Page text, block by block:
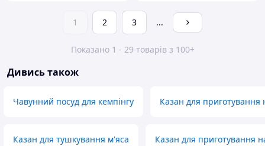
1 2 3 ...
Показано 1 - 29 товарів з 100+
Дивись також
Чавунний посуд для кемпінгу Казан для приготування
Казан для тушкування м'яса Казан для приготування